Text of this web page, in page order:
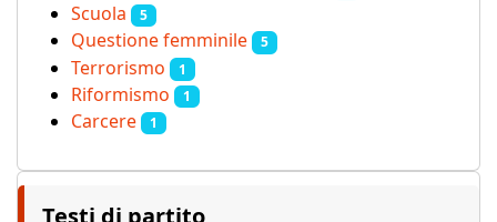
Scuola 5
Questione femminile 5
Terrorismo 1
Riformismo 1
Carcere 1
Testi di partito